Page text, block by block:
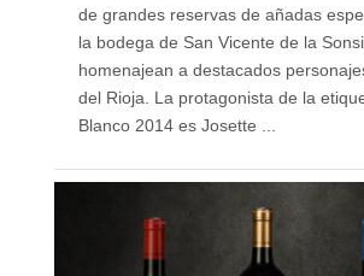
de grandes reservas de añadas
la bodega de San Vicente de la
homenajean a destacados
del Rioja. La protagonista de la
Blanco 2014 es Josette ...